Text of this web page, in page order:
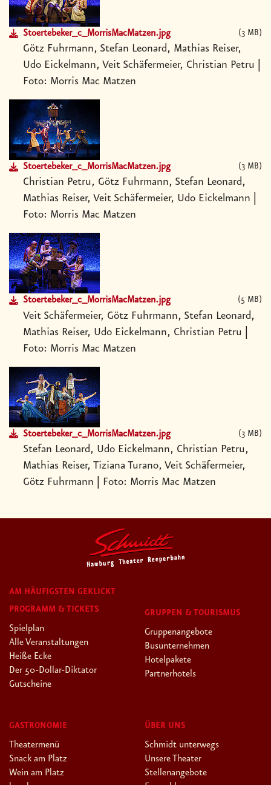
Stoertebeker_c_MorrisMacMatzen.jpg
Götz Fuhrmann, Stefan Leonard, Mathias Reiser,
Udo Eickelmann, Veit Schäfermeier, Christian Petru |
Foto: Morris Mac Matzen
3 MB
Stoertebeker_c_MorrisMacMatzen.jpg
Christian Petru, Götz Fuhrmann, Stefan Leonard,
Mathias Reiser, Veit Schäfermeier, Udo Eickelmann |
Foto: Morris Mac Matzen
3 MB
Stoertebeker_c_MorrisMacMatzen.jpg
Veit Schäfermeier, Götz Fuhrmann, Stefan Leonard,
Mathias Reiser, Udo Eickelmann, Christian Petru |
Foto: Morris Mac Matzen
5 MB
Stoertebeker_c_MorrisMacMatzen.jpg
Stefan Leonard, Udo Eickelmann, Christian Petru,
Mathias Reiser, Tiziana Turano, Veit Schäfermeier,
Götz Fuhrmann | Foto: Morris Mac Matzen
3 MB
AM HÄUFIGSTEN GEKLICKT
PROGRAMM & TICKETS
Spielplan
Alle Veranstaltungen
Heiße Ecke
Der 50-Dollar-Diktator
Gutscheine
GRUPPEN & TOURISMUS
Gruppenangebote
Busunternehmen
Hotelpakete
Partnerhotels
GASTRONOMIE
Theatermenü
Snack am Platz
Wein am Platz
ÜBER UNS
Schmidt unterwegs
Unsere Theater
Stellenangebote